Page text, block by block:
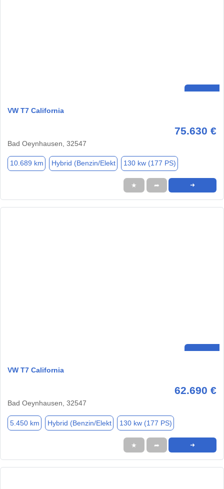
VW T7 California
75.630 €
Bad Oeynhausen, 32547
10.689 km Hybrid (Benzin/Elekt 130 kw (177 PS)
★ ➦ ➜
VW T7 California
62.690 €
Bad Oeynhausen, 32547
5.450 km Hybrid (Benzin/Elekt 130 kw (177 PS)
★ ➦ ➜